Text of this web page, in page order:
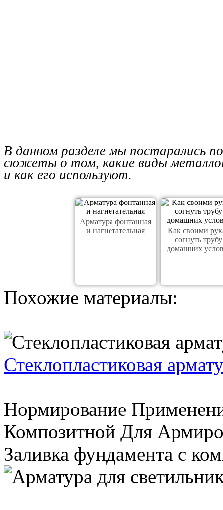
В данном разделе мы постарались
сюжеты о том, какие виды
и как его используют.
Арматура фонтанная
и нагнетательная
Как своими
согнуть
домашних
Похожие материалы:
Стеклопластиковая
Нормирование
Композитной Для
Заливка фундамента с